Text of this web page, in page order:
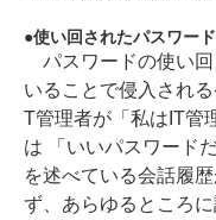
使い回されたパスワード
パスワードの使い回
いることで侵入され
T管理者が「私はIT管
は 「いいパスワード
を述べている会話履
ず、あらゆるところ